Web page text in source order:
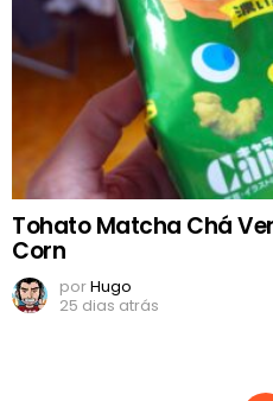
Tohato Matcha Chá
Corn
porHugo
25 dias atrás